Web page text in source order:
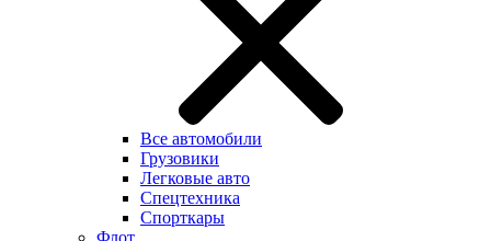
Все автомобили
Грузовики
Легковые авто
Спецтехника
Спорткары
Флот